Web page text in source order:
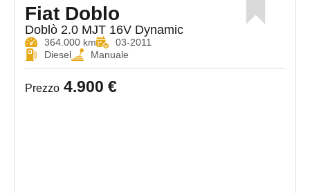
Fiat Doblo
Doblò 2.0 MJT 16V Dynamic
364.000 km
03-2011
Diesel
Manuale
Prezzo 4.900 €